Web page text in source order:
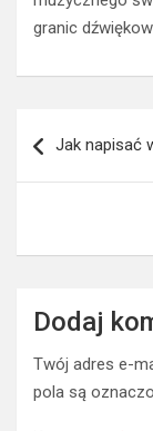
Nawigacja
Twój adres e-
Komentarz*